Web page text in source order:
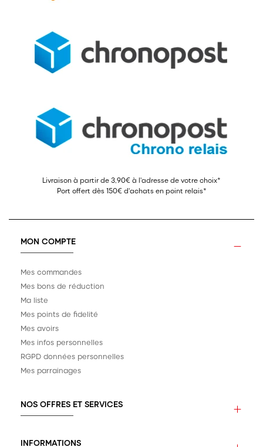
Livraison à partir de 3,90€ à l'adresse de votre choix*
Port offert dès 150€ d'achats en point relais*
MON COMPTE
Mes commandes
Mes bons de réduction
Ma liste
Mes points de fidelité
Mes avoirs
Mes infos personnelles
RGPD données personnelles
Mes parrainages
NOS OFFRES ET SERVICES
INFORMATIONS